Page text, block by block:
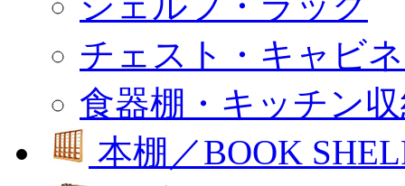
チェスト・キャビ
食器棚・キッチン
本棚／BOOK